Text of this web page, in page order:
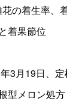
の着生率、
着果節位
3月19日、定
型メロン処方